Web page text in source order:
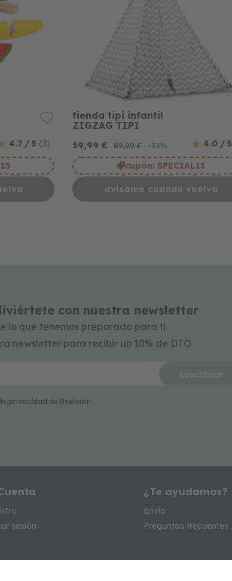
4.7 / 5 (3)
tienda tipi infantil
ZIGZAG TIPI
59,99 € 89,99 € -33% 4.0 / 5
cupón: SPECIAL15
avisame cuando vuelva
con nuestra newsletter
lo que tenemos preparado para ti
newsletter para recibir un 10% de DTO
privacidad de Beeloom
sesión
¿Te ayudamos?
Envío
Preguntas frecuentes